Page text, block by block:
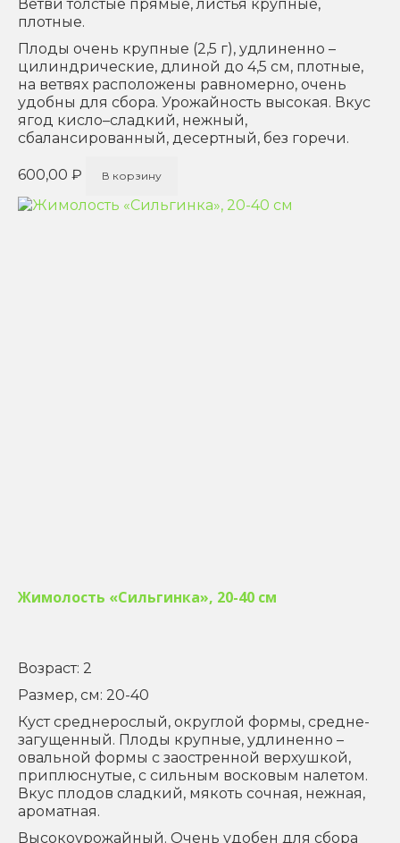
Ветви толстые прямые, листья крупные,
плотные.
Плоды очень крупные (2,5 г), удлиненно –
цилиндрические, длиной до 4,5 см, плотные,
на ветвях расположены равномерно, очень
удобны для сбора. Урожайность высокая. Вкус
ягод кисло–сладкий, нежный,
сбалансированный, десертный, без горечи.
600,00 ₽ В корзину
Жимолость «Сильгинка», 20-40 см
Возраст: 2
Размер, см: 20-40
Куст среднерослый, округлой формы, средне-
загущенный. Плоды крупные, удлиненно –
овальной формы с заостренной верхушкой,
приплюснутые, с сильным восковым налетом.
Вкус плодов сладкий, мякоть сочная, нежная,
ароматная.
Высокоурожайный. Очень удобен для сбора